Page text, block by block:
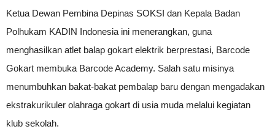
Ketua Dewan Pembina Depinas SOKSI dan Kepala Badan
Polhukam KADIN Indonesia ini menerangkan, guna
menghasilkan atlet balap gokart elektrik berprestasi, Barcode
Gokart membuka Barcode Academy. Salah satu misinya
menumbuhkan bakat-bakat pembalap baru dengan mengadakan
ekstrakurikuler olahraga gokart di usia muda melalui kegiatan
klub sekolah.